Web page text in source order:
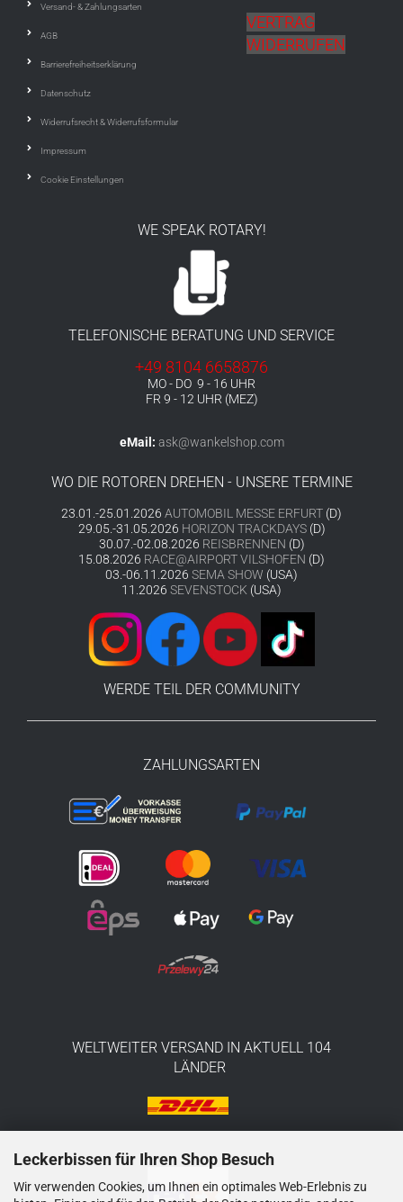
Leckerbissen für Ihren Shop Besuch
Wir verwenden Cookies, um Ihnen ein optimales Web-Erlebnis zu
Versand- & Zahlungsarten
AGB
Barrierefreiheitserklärung
Datenschutz
Widerrufsrecht & Widerrufsformular
Impressum
Cookie Einstellungen
VERTRAG
WIDERRUFEN
WE SPEAK ROTARY!
TELEFONISCHE BERATUNG UND SERVICE
+49 8104 6658876
MO - DO 9 - 16 UHR
FR 9 - 12 UHR (MEZ)
eMail: ask@wankelshop.com
WO DIE ROTOREN DREHEN - UNSERE TERMINE
23.01.-25.01.2026 AUTOMOBIL MESSE ERFURT (D)
29.05.-31.05.2026 HORIZON TRACKDAYS(D)
30.07.-02.08.2026 REISBRENNEN (D)
15.08.2026 RACE@AIRPORT VILSHOFEN (D)
03.-06.11.2026 SEMA SHOW (USA)
11.2026 SEVENSTOCK (USA)
WERDE TEIL DER COMMUNITY
ZAHLUNGSARTEN
WELTWEITER VERSAND IN AKTUELL 104
LÄNDER